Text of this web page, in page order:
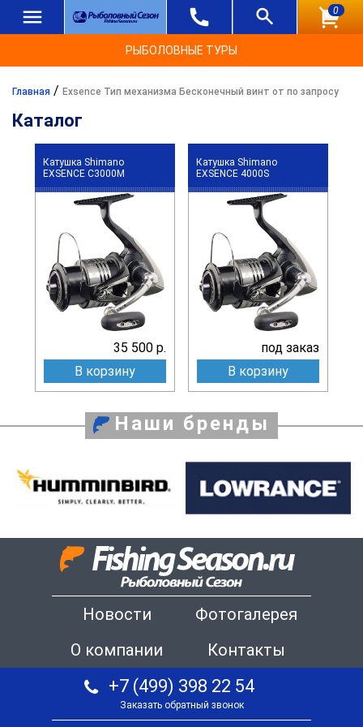
0
РЫБОЛОВНЫЕ ТУРЫ
Главная / Exsence Тип механизма Бесконечный винт от по запросу
Каталог
Катушка Shimano
EXSENCE C3000M
35 500 р.
В корзину
Катушка Shimano
EXSENCE 4000S
под заказ
В корзину
Наши бренды
Новости
Фотогалерея
О компании
Контакты
+7 (499) 398 22 54
Заказать обратный звонок